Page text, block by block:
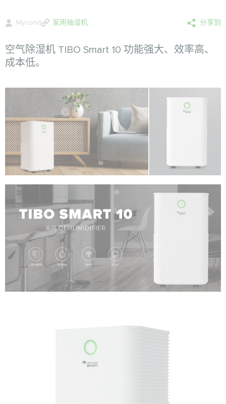
Mycond 家用抽湿机 分享到
空气除湿机 TIBO Smart 10 功能强大、效率高、
成本低。